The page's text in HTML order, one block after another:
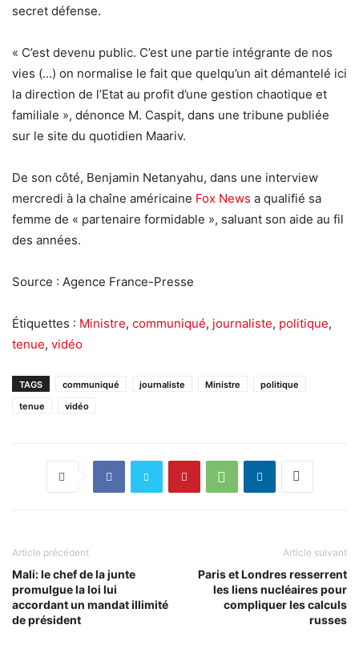
secret défense.
« C’est devenu public. C’est une partie intégrante de nos
vies (…) on normalise le fait que quelqu’un ait démantelé ici
la direction de l’Etat au profit d’une gestion chaotique et
familiale », dénonce M. Caspit, dans une tribune publiée
sur le site du quotidien Maariv.
De son côté, Benjamin Netanyahu, dans une interview
mercredi à la chaîne américaine Fox News a qualifié sa
femme de « partenaire formidable », saluant son aide au fil
des années.
Source : Agence France-Presse
Étiquettes : Ministre, communiqué, journaliste, politique,
tenue, vidéo
TAGS communiqué journaliste Ministre
politique
tenue
vidéo
Article précédent
Mali: le chef de la junte
promulgue la loi lui
accordant un mandat illimité
de président
Article suivant
Paris et Londres resserrent
les liens nucléaires pour
compliquer les calculs
russes